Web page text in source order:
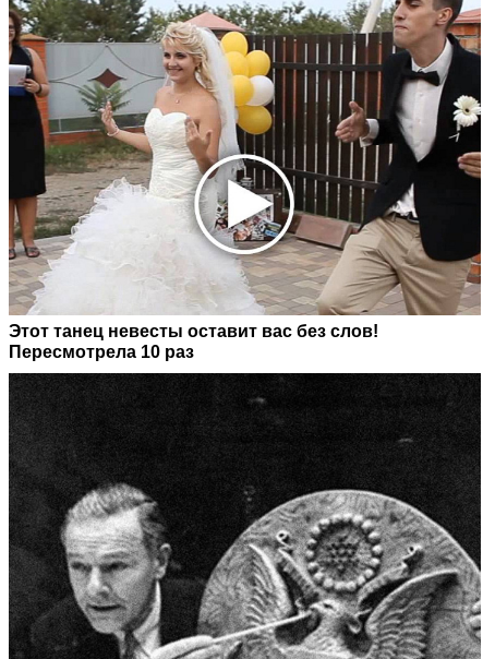
Этот танец невесты оставит вас без слов!
Пересмотрела 10 раз